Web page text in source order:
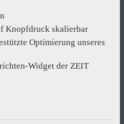
Knopfdruck skalierbar
Optimierung unseres
Widget der ZEIT